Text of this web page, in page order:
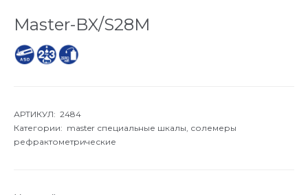
Master-BX/S28M
АРТИКУЛ: 2484
Категории: master специальные шкалы, солемеры
рефрактометрические